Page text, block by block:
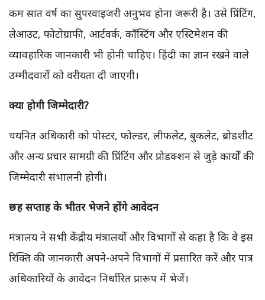
कम सात वर्ष का सुपरवाइजरी अनुभव होना जरूरी है। उसे प्रिंटिंग,
लेआउट, फोटोग्राफी, आर्टवर्क, कॉस्टिंग और एस्टिमेशन की
व्यावहारिक जानकारी भी होनी चाहिए। हिंदी का ज्ञान रखने वाले
उम्मीदवारों को वरीयता दी जाएगी।
क्या होगी जिम्मेदारी?
चयनित अधिकारी को पोस्टर, फोल्डर, लीफलेट, बुकलेट, ब्रोडशीट
और अन्य प्रचार सामग्री की प्रिंटिंग और प्रोडक्शन से जुड़े कार्यों की
जिम्मेदारी संभालनी होगी।
छह सप्ताह के भीतर भेजने होंगे आवेदन
मंत्रालय ने सभी केंद्रीय मंत्रालयों और विभागों से कहा है कि वे इस
रिक्ति की जानकारी अपने-अपने विभागों में प्रसारित करें और पात्र
अधिकारियों के आवेदन निर्धारित प्रारूप में भेजें।